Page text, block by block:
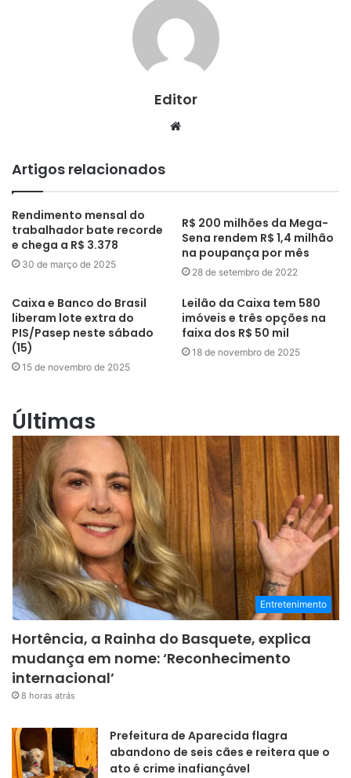
Editor
Website
Artigos relacionados
Rendimento mensal do
trabalhador bate recorde
e chega a R$ 3.378
30 de março de 2025
R$ 200 milhões da Mega-
Sena rendem R$ 1,4 milhão
na poupança por mês
28 de setembro de 2022
Caixa e Banco do Brasil
liberam lote extra do
PIS/Pasep neste sábado
(15)
15 de novembro de 2025
Leilão da Caixa tem 580
imóveis e três opções na
faixa dos R$ 50 mil
18 de novembro de 2025
Últimas
Entretenimento
Hortência, a Rainha do Basquete, explica
mudança em nome: ‘Reconhecimento
internacional’
8 horas atrás
Prefeitura de Aparecida flagra
abandono de seis cães e reitera que o
ato é crime inafiançável